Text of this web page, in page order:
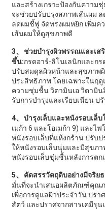
และสร้างเกราะป้องกันความ
จะช่วยปรับปรุงสภาพเส้นผม
ลดผมชี้ฟู จัดทรงผมหยิก เพิ่มค
เส้นผมให้ดูสุขภาพดี
3、
ช่วยบำรุงผิวพรรณและเส
ขึ้น:กรดอาร์-ลิโนเลนิกและก
ปรับสมดุลผิวหน้าและสุขภาพ
ประสิทธิภาพ โดยเฉพาะในฤ
ความชุ่มชื้น วิตามินเอ วิตามิน
รับการบำรุงและเรียบเนียน
4、 บำรุงเล็บและหนังรอบเล็
เมก้า 6 และโอเมก้า 9) และ
หนังรอบเล็บที่แห้งกร้าน ปรับ
ให้หนังรอบเล็บนุ่มและมีสุขภา
หนังรอบเล็บชุ่มชื้นหลังการตก
5、 คัดสรรวัตถุดิบอย่างมีจริย
มั่นที่จะนำเสนอผลิตภัณฑ์คุณภ
เพื่อการดูแลผิวประจำวัน ปรา
สัตว์ และปราศจากสารเคมีรุ